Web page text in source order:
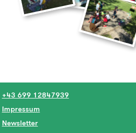
+43 699 12847939
Impressum
Newsletter